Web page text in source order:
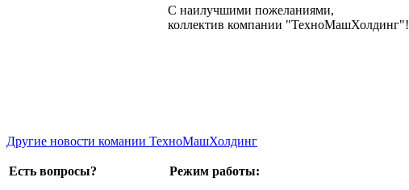
С наилучшими пожеланиями,
коллектив компании "ТехноМашХолдинг"!
Другие новости комании ТехноМашХолдинг
Есть вопросы?
Режим работы: